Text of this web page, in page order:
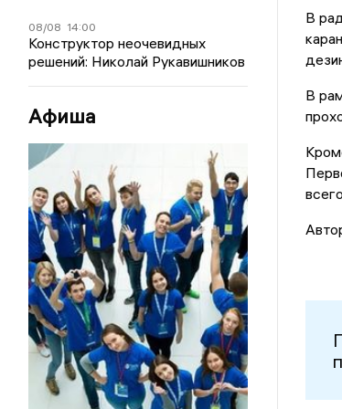
08/08 14:00
Конструктор неочевидных
решений: Николай Рукавишников
Афиша
В
В